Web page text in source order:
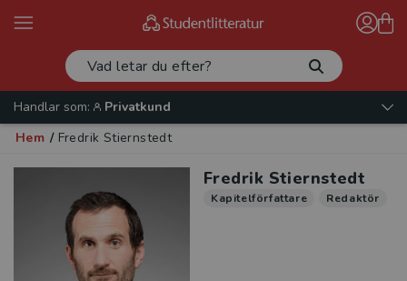
Handlar som:
Privatkund
Hem / Fredrik Stiernstedt
Fredrik Stiernstedt
Kapitelförfattare Redaktör